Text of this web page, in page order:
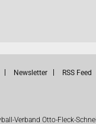
Newsletter RSS Feed
Verband Otto-Fleck-